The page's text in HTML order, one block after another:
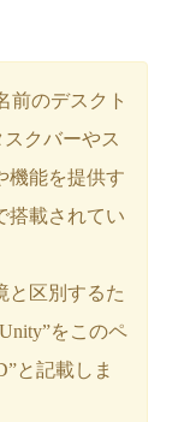
前のデスクト
クバーやス
機能を提供す
搭載されてい
と区別するた
をこのペ
と記載しま